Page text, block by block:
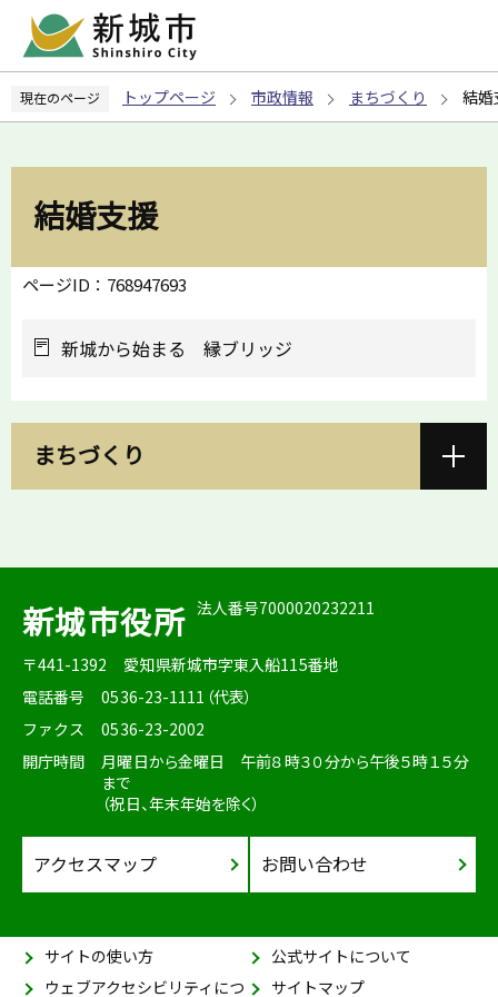
ペ
の
現在のページ トップページ 市政情報 まちづくり 結婚
結婚支援
ページID：768947693
新城から始まる 縁ブリッジ
まちづくり
新城市役所 法人番号7000020232211
〒441-1392
愛知県新城市字東入船115番地
電話番号
0536-23-1111（代表）
ファクス
0536-23-2002
開庁時間
月曜日から金曜日 午前８時３０分から午後５時１５分
まで
（祝日、年末年始を除く）
アクセスマップ お問い合わせ
サイトの使い方
公式サイトについて
ウェブアクセシビリティにつ
サイトマップ